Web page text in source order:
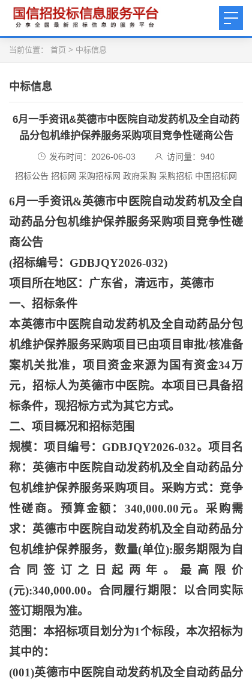
当前位置： 首页 > 中标信息
中标信息
6月一手资讯&英德市中医院自动发药机及全自动药
品分包机维护保养服务采购项目竞争性磋商公告
发布时间：2026-06-03 访问量： 940
招标公告 招标网 采购招标网 政府采购 采购招标 中国招标网
6月一手资讯&英德市中医院自动发药机及全自
动药品分包机维护保养服务采购项目竞争性磋
商公告
(招标编号：GDBJQY2026-032)
项目所在地区：广东省，清远市，英德市
一、招标条件
本英德市中医院自动发药机及全自动药品分包
机维护保养服务采购项目已由项目审批/核准备
案机关批准，项目资金来源为国有资金34万
元，招标人为英德市中医院。本项目已具备招
标条件，现招标方式为其它方式。
二、项目概况和招标范围
规模：项目编号： GDBJQY2026-032。项目名
称：英德市中医院自动发药机及全自动药品分
包机维护保养服务采购项目。采购方式：竞争
性磋商。预算金额：340,000.00元。采购需
求：英德市中医院自动发药机及全自动药品分
包机维护保养服务，数量(单位):服务期限为自
合同签订之日起两年。最高限价
(元):340,000.00。合同履行期限：以合同实际
签订期限为准。
范围：本招标项目划分为1个标段，本次招标为
其中的：
(001)英德市中医院自动发药机及全自动药品分